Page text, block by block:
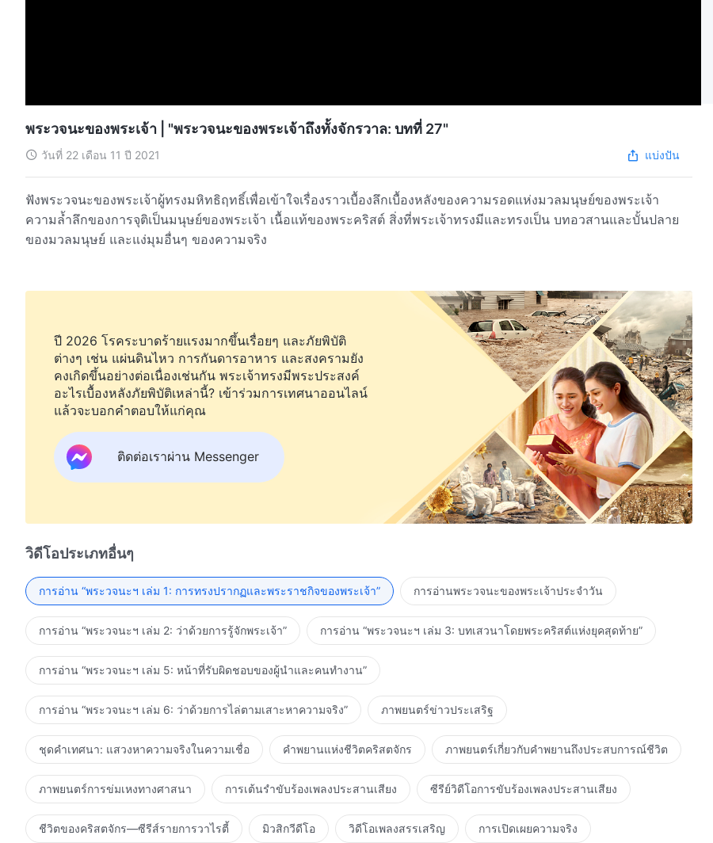
พระวจนะของพระเจ้า | "พระวจนะของพระเจ้าถึงทั้งจักรวาล: บทที่ 27"
วันที่ 22 เดือน 11 ปี 2021 แบ่งปัน
ฟังพระวจนะของพระเจ้าผู้ทรงมหิทธิฤทธิ์เพื่อเข้าใจเรื่องราวเบื้องลึกเบื้องหลังของความรอดแห่งมวลมนุษย์ของพระเจ้า
ความล้ำลึกของการจุติเป็นมนุษย์ของพระเจ้า เนื้อแท้ของพระคริสต์ สิ่งที่พระเจ้าทรงมีและทรงเป็น บทอวสานและบั้นปลาย
ของมวลมนุษย์ และแง่มุมอื่นๆ ของความจริง
ปี 2026 โรคระบาดร้ายแรงมากขึ้นเรื่อยๆ และภัยพิบัติ
ต่างๆ เช่น แผ่นดินไหว การกันดารอาหาร และสงครามยัง
คงเกิดขึ้นอย่างต่อเนื่องเช่นกัน พระเจ้าทรงมีพระประสงค์
อะไรเบื้องหลังภัยพิบัติเหล่านี้? เข้าร่วมการเทศนาออนไลน์
แล้วจะบอกคำตอบให้แก่คุณ
ติดต่อเราผ่าน Messenger
วิดีโอประเภทอื่นๆ
การอ่าน “พระวจนะฯ เล่ม 1: การทรงปรากฏและพระราชกิจของพระเจ้า” การอ่านพระวจนะของพระเจ้าประจำวัน
การอ่าน “พระวจนะฯ เล่ม 2: ว่าด้วยการรู้จักพระเจ้า” การอ่าน “พระวจนะฯ เล่ม 3: บทเสวนาโดยพระคริสต์แห่งยุคสุดท้าย”
การอ่าน “พระวจนะฯ เล่ม 5: หน้าที่รับผิดชอบของผู้นำและคนทำงาน”
การอ่าน “พระวจนะฯ เล่ม 6: ว่าด้วยการไล่ตามเสาะหาความจริง” ภาพยนตร์ข่าวประเสริฐ
ชุดคำเทศนา: แสวงหาความจริงในความเชื่อ คำพยานแห่งชีวิตคริสตจักร ภาพยนตร์เกี่ยวกับคำพยานถึงประสบการณ์ชีวิต
ภาพยนตร์การข่มเหงทางศาสนา การเต้นรำขับร้องเพลงประสานเสียง ซีรีย์วิดีโอการขับร้องเพลงประสานเสียง
ชีวิตของคริสตจักร—ซีรีส์รายการวาไรตี้ มิวสิกวีดีโอ วิดีโอเพลงสรรเสริญ การเปิดเผยความจริง